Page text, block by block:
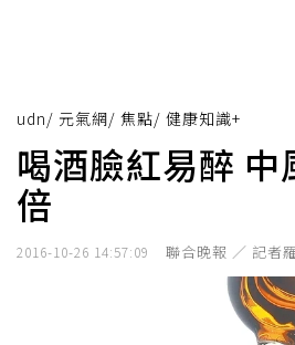
udn/ 元氣網/ 焦點/ 健康知識+
喝酒臉紅易醉 中
倍
2016-10-26 14:57:09 聯合晚報 ／ 記者